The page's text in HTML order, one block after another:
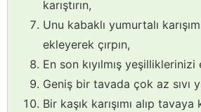
karıştırın,
Unu kabaklı yumurtalı
ekleyerek çırpın,
En son kıyılmış yeşilliklerinizi
Geniş bir tavada çok az sıvı
Bir kaşık karışımı alıp